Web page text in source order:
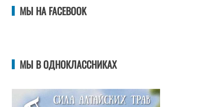
МЫ НА FACEBOOK
МЫ В ОДНОКЛАССНИКАХ